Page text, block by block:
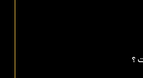
؟